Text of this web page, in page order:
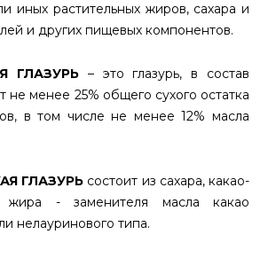
иных растительных жиров, сахара и
и других пищевых компонентов.
ГЛАЗУРЬ – это глазурь, в состав
не менее 25% общего сухого остатка
в том числе не менее 12% масла
ГЛАЗУРЬ состоит из сахара, какао-
жира - заменителя масла какао
нелауринового типа.